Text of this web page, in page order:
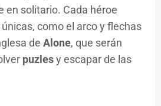
en solitario. Cada héroe
como el arco y flechas
de Alone, que serán
puzlesy escapar de las